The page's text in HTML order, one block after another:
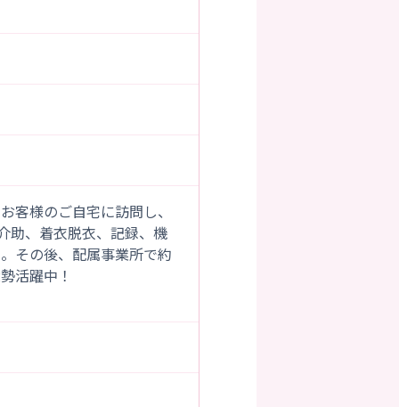
様のご自宅に訪問し、
助、着衣脱衣、記録、機
その後、配属事業所で約
活躍中！